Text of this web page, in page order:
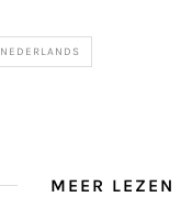
NEDERLANDS
MEER LEZEN